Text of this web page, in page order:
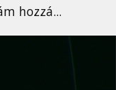
hozzá...